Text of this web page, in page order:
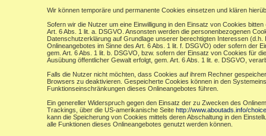
Wir können temporäre und permanente Cookies einsetzen und klären
Sofern wir die Nutzer um eine Einwilligung in den Einsatz von Cookies
Art. 6 Abs. 1 lit. a. DSGVO. Ansonsten werden die personenbezogenen
Datenschutzerklärung auf Grundlage unserer berechtigten Interessen
Onlineangebotes im Sinne des Art. 6 Abs. 1 lit. f. DSGVO) oder sofern der
gem. Art. 6 Abs. 1 lit. b. DSGVO, bzw. sofern der Einsatz von Cookies für
Ausübung öffentlicher Gewalt erfolgt, gem. Art. 6 Abs. 1 lit. e. DSGVO,
Falls die Nutzer nicht möchten, dass Cookies auf ihrem Rechner
Browsers zu deaktivieren. Gespeicherte Cookies können in den
Funktionseinschränkungen dieses Onlineangebotes führen.
Ein genereller Widerspruch gegen den Einsatz der zu Zwecken des
Trackings, über die US-amerikanische Seite http://www.aboutads.info/
kann die Speicherung von Cookies mittels deren Abschaltung in den
alle Funktionen dieses Onlineangebotes genutzt werden können.